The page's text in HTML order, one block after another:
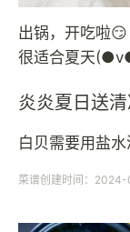
出锅，开吃啦😏
很适合夏天
炎炎夏日送
白贝需要用盐
菜谱创建时间：